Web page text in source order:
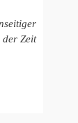
der Zeit